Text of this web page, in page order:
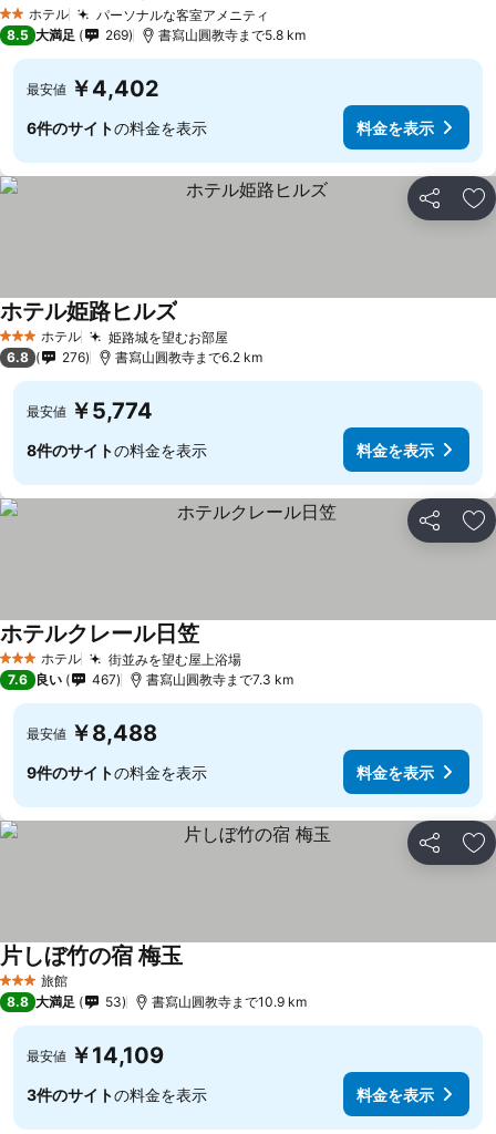
2 ホテルのランク
ホテル パーソナルな客室アメニティ
8.5 大満足 269 書寫山圓教寺まで5.8 km
最安値 ￥4,402
6件のサイトの料金を表示 料金を表示
シェア お
3 ホテルのランク
ホテル 姫路城を望むお部屋
ホテル姫路ヒルズ
6.8 276 書寫山圓教寺まで6.2 km
最安値 ￥5,774
8件のサイトの料金を表示 料金を表示
シェア お
3 ホテルのランク
ホテル 街並みを望む屋上浴場
ホテルクレール日笠
7.6 良い 467 書寫山圓教寺まで7.3 km
最安値 ￥8,488
9件のサイトの料金を表示 料金を表示
シェア お
3 ホテルのランク
旅館
片しぼ竹の宿 梅玉
8.8 大満足 53 書寫山圓教寺まで10.9 km
最安値 ￥14,109
3件のサイトの料金を表示 料金を表示